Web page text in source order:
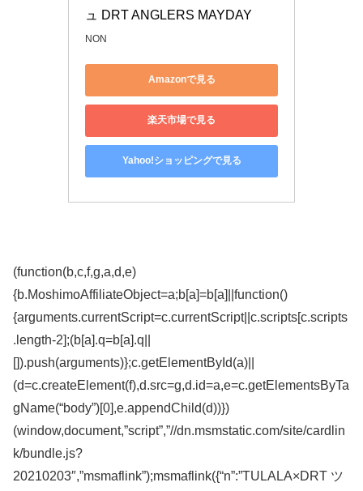
ュ DRT ANGLERS MAYDAY
NON
Amazonで見る
楽天市場で見る
Yahoo!ショッピングで見る
(function(b,c,f,g,a,d,e)
{b.MoshimoAffiliateObject=a;b[a]=b[a]||function()
{arguments.currentScript=c.currentScript||c.scripts[c.scripts
.length-2];(b[a].q=b[a].q||
[]).push(arguments)};c.getElementById(a)||
(d=c.createElement(f),d.src=g,d.id=a,e=c.getElementsByTa
gName(“body”)[0],e.appendChild(d))})
(window,document,”script”,”//dn.msmstatic.com/site/cardlin
k/bundle.js?
20210203″,”msmaflink”);msmaflink({“n”:”TULALA×DRT ツ